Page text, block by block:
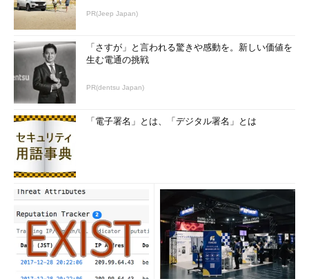
PR(Jeep Japan)
「さすが」と言われる驚きや感動を。新しい価値を
生む電通の挑戦
PR(dentsu Japan)
「電子署名」とは、「デジタル署名」とは